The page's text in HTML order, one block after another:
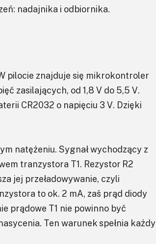
nadajnika i odbiornika.
pilocie znajduje się mikrokontroler
zasilających, od 1,8 V do 5,5 V.
CR2032 o napięciu 3 V. Dzięki
natężeniu. Sygnał wychodzący z
tranzystora T1. Rezystor R2
jej przeładowywanie, czyli
to ok. 2 mA, zaś prąd diody
prądowe T1 nie powinno być
Ten warunek spełnia każdy